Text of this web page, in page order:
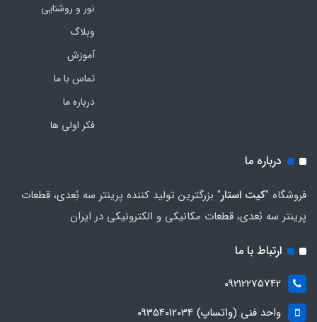
نور و روشنایی
وبلاگ
آموزش
تماس با ما
درباره ما
فکر اولی ها
درباره ما
فروشگاه "کیت استار" بزرگترین تولید کننده پرینتر سه بُعدی، قطعات
پرینتر سه بُعدی، قطعات مکانیکی و الکترونیکی در ایران
ارتباط با ما
09212275742
واحد فنی (واتساپ) 09354012034